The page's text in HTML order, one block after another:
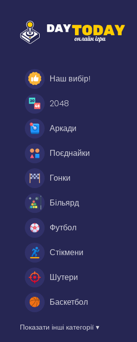
Наш вибір!
2048
Аркади
Поєднайки
Гонки
Більярд
Футбол
Стікмени
Шутери
Баскетбол
Показати інші категорії ▾